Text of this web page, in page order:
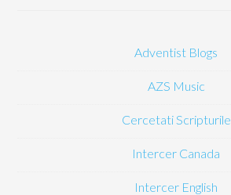
Adventist Blogs
AZS Music
Cercetati Scripturile
Intercer Canada
Intercer English